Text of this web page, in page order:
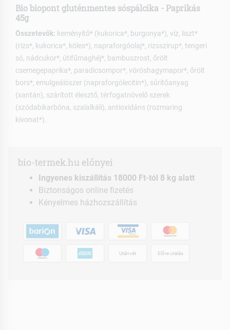
Bio biopont gluténmentes sóspálcika - Paprikás
45g
Összetevők: keményítő* (kukorica*, burgonya*), víz, liszt*
(rizs*, kukorica*, köles*), napraforgóolaj*, rizsszirup*, tengeri
só, nádcukor*, útifűmaghéj*, bambuszrost, őrölt
csemegepaprika*, paradicsompor*, vöröshagymapor*, őrölt
bors*, emulgeálószer (napraforgólecitin*), sűrítőanyag
(xantán), szárított élesztő, térfogatnövelő szerek
(szódabikarbóna, szalalkáli), antioxidáns (rozmaring
kivonat*).
bio-termek.hu előnyei
Ingyenes kiszállítás 18000 Ft-tól 8 kg alatt
Biztonságos online fizetés
Kényelmes házhozszállítás
Utánvét Előre utalás